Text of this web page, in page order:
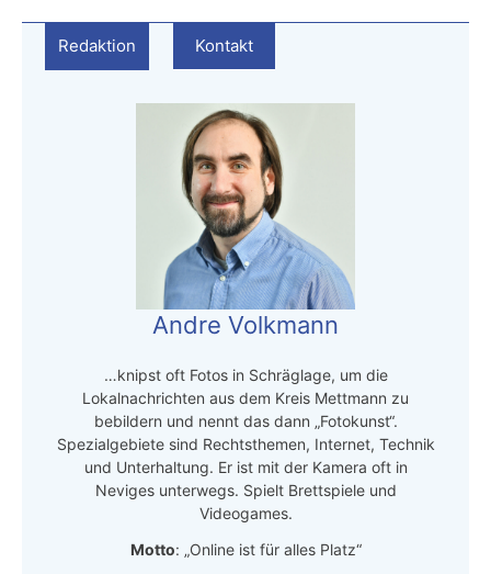
Redaktion Kontakt
Andre Volkmann
…knipst oft Fotos in Schräglage, um die
Lokalnachrichten aus dem Kreis Mettmann zu
bebildern und nennt das dann „Fotokunst“.
Spezialgebiete sind Rechtsthemen, Internet, Technik
und Unterhaltung. Er ist mit der Kamera oft in
Neviges unterwegs. Spielt Brettspiele und
Videogames.
Motto: „Online ist für alles Platz“